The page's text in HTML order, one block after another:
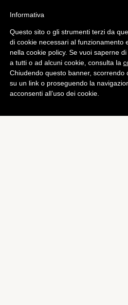
Tech
LG Optimus G2
tasti di controllo
di Alessandro Moretti
Informativa
Questo sito o gli strumenti terzi da
di cookie necessari al funzionamento
nella cookie policy. Se vuoi saperne
a tutti o ad alcuni cookie, consulta la
Chiudendo questo banner, scorrendo
su un link o proseguendo la
acconsenti all’uso dei cookie.